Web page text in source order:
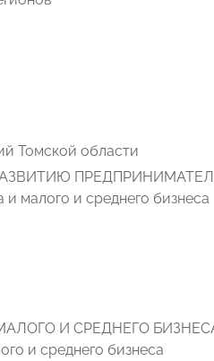
Томской области
малого и среднего бизнеса
И СРЕДНЕГО
и среднего бизнеса